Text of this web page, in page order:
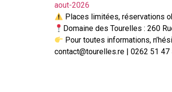
aout-2026
Places limitées, réservations
Domaine des Tourelles : 260
Pour toutes informations,
contact@tourelles.re | 0262 51 47